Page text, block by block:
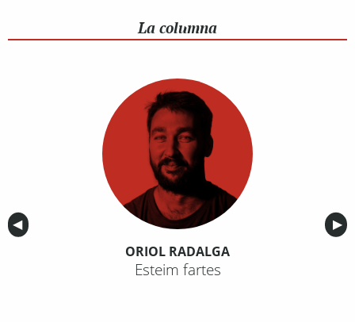
La columna
Anterior
◀︎ ▶︎
ORIOL RADALGA
Esteim fartes